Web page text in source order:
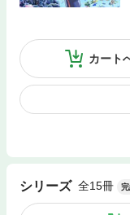
カート
シリーズ 全15冊